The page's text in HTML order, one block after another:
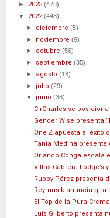
► 2023 (478)
▼ 2022(448)
► diciembre(5)
► noviembre(9)
► octubre(56)
► septiembre(35)
► agosto(18)
►julio(29)
▼junio(36)
CirCharles se
Gender Wise presenta
One Z apuesta al éxito
Tania Medina presenta
Orlando Conga escala
Villas Cabrera Lodge’s
Rubby Pérez presenta
Reymusik anuncia gira
El Top de la Pura
Luis Gilberto presenta